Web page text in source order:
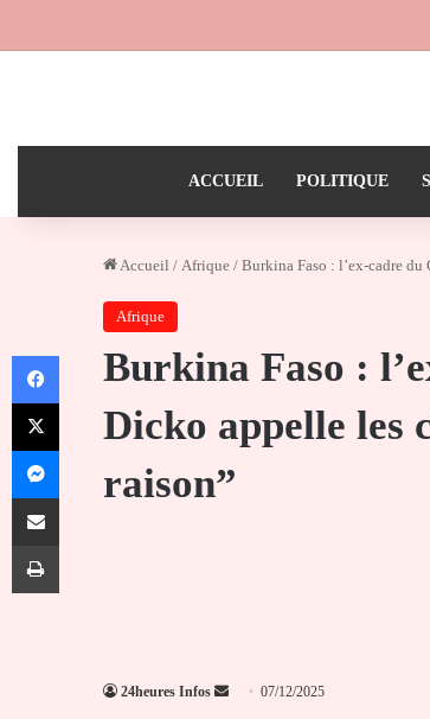
ACCUEIL POLITIQUE
Accueil / Afrique / Burkina Faso : l’ex-cadre du
Afrique
Burkina Faso :
Dicko appelle les
raison”
24heures Infos
Envoyer07/12/2025
Facebook
X
Messenger
Partager par email